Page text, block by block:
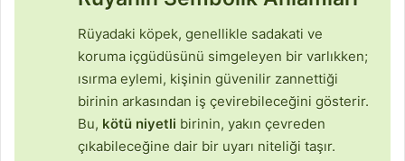
Rüyadaki köpek, genellikle sadakati ve
koruma içgüdüsünü simgeleyen bir varlıkken;
ısırma eylemi, kişinin güvenilir zannettiği
birinin arkasından iş çevirebileceğini gösterir.
Bu, kötü niyetli birinin, yakın çevreden
çıkabileceğine dair bir uyarı niteliği taşır.